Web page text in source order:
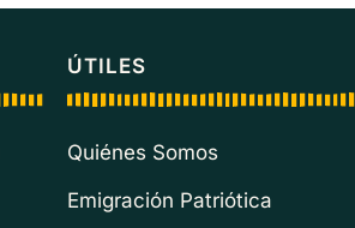
ÚTILES
Quiénes Somos
Emigración Patriótica